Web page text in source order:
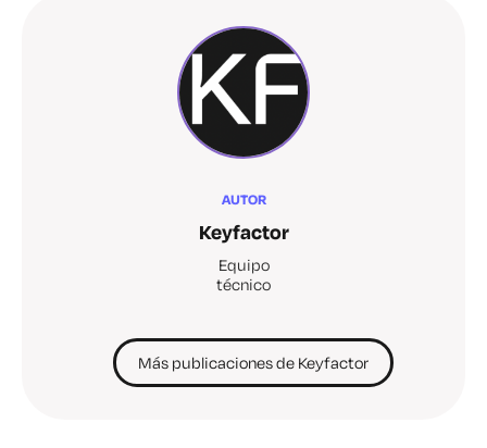
AUTOR
Keyfactor
Equipo
técnico
Más publicaciones de Keyfactor